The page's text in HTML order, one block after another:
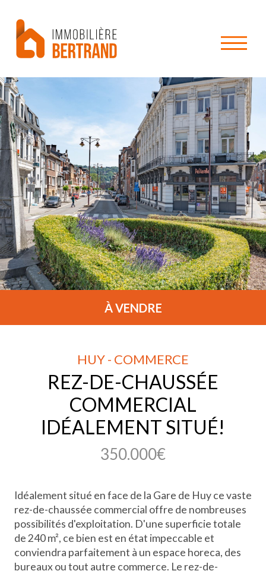
À VENDRE
HUY - COMMERCE
REZ-DE-CHAUSSÉE
COMMERCIAL
IDÉALEMENT SITUÉ!
350.000€
Idéalement situé en face de la Gare de Huy ce vaste
rez-de-chaussée commercial offre de nombreuses
possibilités d'exploitation. D'une superficie totale
de 240 m², ce bien est en état impeccable et
conviendra parfaitement à un espace horeca, des
bureaux ou tout autre commerce. Le rez-de-